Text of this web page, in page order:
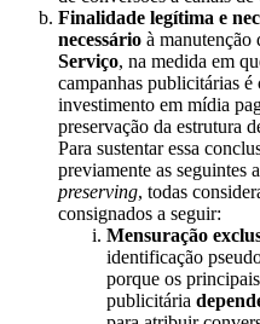
Finalidade legítima e
necessário à manutenção
Serviço, na medida em
campanhas publicitárias
investimento em mídia
preservação da estrutura
Para sustentar essa
previamente as seguintes
preserving, todas
consignados a seguir:
Mensuração
identificação
porque os
publicitária